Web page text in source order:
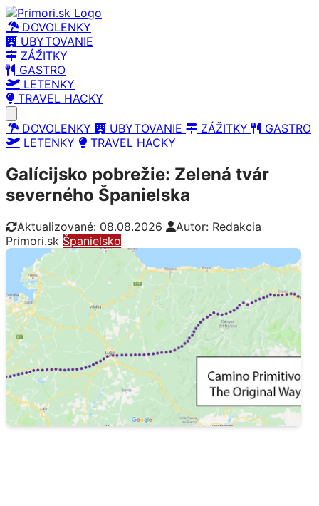
DOVOLENKY
UBYTOVANIE
ZÁŽITKY
GASTRO
LETENKY
TRAVEL HACKY
DOVOLENKY UBYTOVANIE ZÁŽITKY
GASTRO
LETENKY
TRAVEL HACKY
Galícijsko pobrežie: Zelená tvár
severného Španielska
Aktualizované: 08.08.2026
Autor: Redakcia
Primori.sk Španielsko